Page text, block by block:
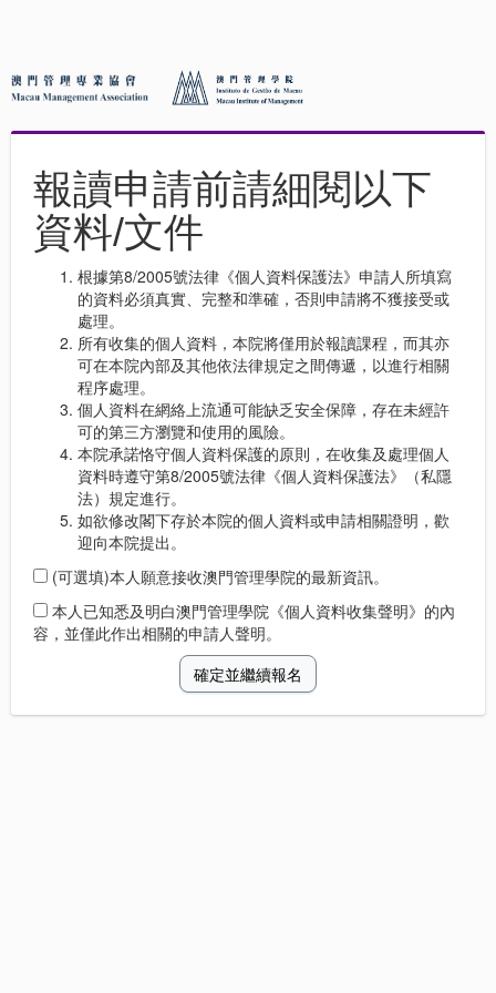
報讀申請前請細閱以下
資料/文件
根據第8/2005號法律《個人資料保護法》申請人所填寫
的資料必須真實、完整和準確，否則申請將不獲接受或
處理。
所有收集的個人資料，本院將僅用於報讀課程，而其亦
可在本院內部及其他依法律規定之間傳遞，以進行相關
程序處理。
個人資料在網絡上流通可能缺乏安全保障，存在未經許
可的第三方瀏覽和使用的風險。
本院承諾恪守個人資料保護的原則，在收集及處理個人
資料時遵守第8/2005號法律《個人資料保護法》（私隱
法）規定進行。
如欲修改閣下存於本院的個人資料或申請相關證明，歡
迎向本院提出。
(可選填)本人願意接收澳門管理學院的最新資訊。
本人已知悉及明白澳門管理學院《個人資料收集聲明》的內
容，並僅此作出相關的申請人聲明。
確定並繼續報名